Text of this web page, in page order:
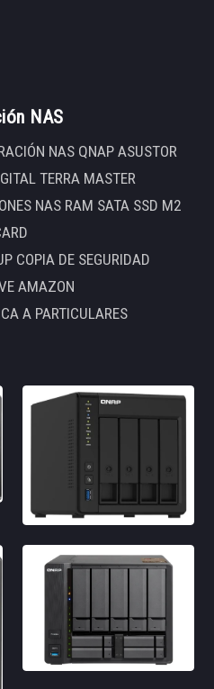
NAS
NAS QNAP ASUSTOR
TERRA MASTER
NAS RAM SATA SSD M2
COPIA DE SEGURIDAD
AMAZON
A PARTICULARES